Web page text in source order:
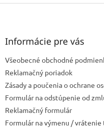
Z
Informácie pre vás
Všeobecné obchodné
Reklamačný poriadok
Zásady a poučenia o ochrane
Formulár na odstúpenie od
Reklamačný formulár
Formulár na výmenu / vrátenie